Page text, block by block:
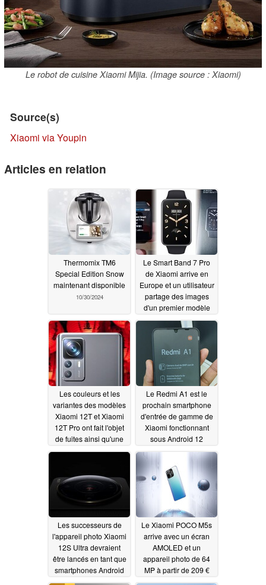
Le robot de cuisine Xiaomi Mijia. (Image source : Xiaomi)
Source(s)
Xiaomi via Youpin
Articles en relation
Thermomix TM6
Special Edition Snow
maintenant disponible
10/30/2024
Le Smart Band 7 Pro
de Xiaomi arrive en
Europe et un utilisateur
partage des images
d'un premier modèle
mondial09/06/2022
Les couleurs et les
variantes des modèles
Xiaomi 12T et Xiaomi
12T Pro ont fait l'objet
de fuites ainsi qu'une
vague date de sortie
Le Redmi A1 est le
prochain smartphone
d'entrée de gamme de
Xiaomi fonctionnant
sous Android 12
(édition Go)
09/06/2022
Les successeurs de
l'appareil photo Xiaomi
12S Ultra devraient
être lancés en tant que
smartphones Android
avec des améliorations
Le Xiaomi POCO M5s
arrive avec un écran
AMOLED et un
appareil photo de 64
MP à partir de 209 €
09/05/2022